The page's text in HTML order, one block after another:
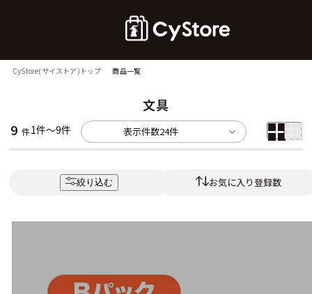
CyStore(サイストア)トップ 商品一覧
文具
9 件1件～9件 表示件数24件
絞り込む お気に入り登録数